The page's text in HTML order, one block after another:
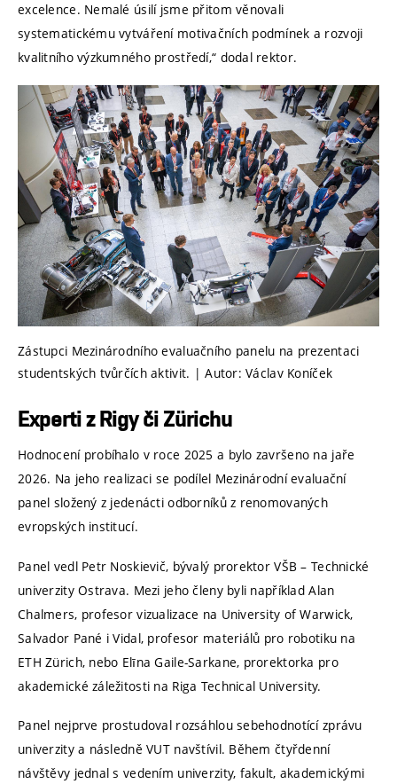
excelence. Nemalé úsilí jsme přitom věnovali
systematickému vytváření motivačních podmínek a rozvoji
kvalitního výzkumného prostředí,“ dodal rektor.
Zástupci Mezinárodního evaluačního panelu na prezentaci
studentských tvůrčích aktivit. | Autor: Václav Koníček
Experti z Rigy či Zürichu
Hodnocení probíhalo v roce 2025 a bylo završeno na jaře
2026. Na jeho realizaci se podílel Mezinárodní evaluační
panel složený z jedenácti odborníků z renomovaných
evropských institucí.
Panel vedl Petr Noskievič, bývalý prorektor VŠB – Technické
univerzity Ostrava. Mezi jeho členy byli například Alan
Chalmers, profesor vizualizace na University of Warwick,
Salvador Pané i Vidal, profesor materiálů pro robotiku na
ETH Zürich, nebo Elīna Gaile-Sarkane, prorektorka pro
akademické záležitosti na Riga Technical University.
Panel nejprve prostudoval rozsáhlou sebehodnotící zprávu
univerzity a následně VUT navštívil. Během čtyřdenní
návštěvy jednal s vedením univerzity, fakult, akademickými